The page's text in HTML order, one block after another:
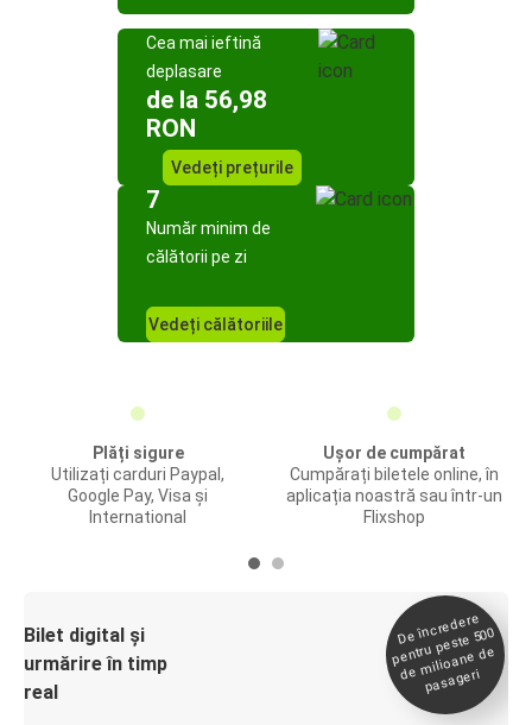
Cea mai ieftină
deplasare
de la 56,98
RON
Vedeți prețurile
7
Număr minim de
călătorii pe zi
Vedeți călătoriile
Plăți sigure
Utilizați carduri Paypal,
Google Pay, Visa și
International
Ușor de cumpărat
Cumpărați biletele online, în
aplicația noastră sau într-un
Flixshop
Bilet digital și
urmărire în timp
real
De încredere
pentru peste 500
de
milioane de
pasageri